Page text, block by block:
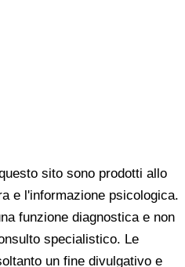
sito sono prodotti allo
e l'informazione psicologica.
funzione diagnostica e non
specialistico. Le
un fine divulgativo e